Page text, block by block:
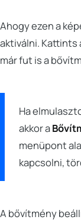
Ahogy ezen a
aktiválni. Kattints
már fut is a
Ha
akkor a
menüpont
kapcsolni,
A bővítmény